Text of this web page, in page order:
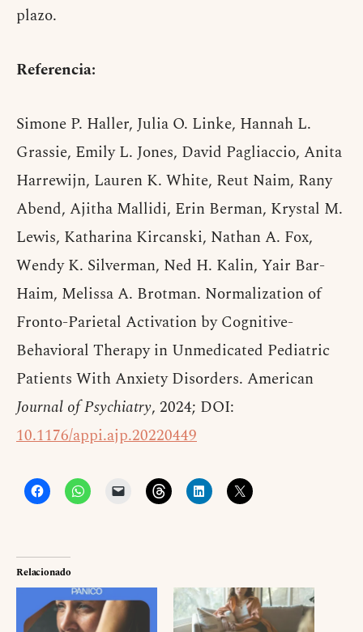
plazo.
Referencia:
Simone P. Haller, Julia O. Linke, Hannah L.
Grassie, Emily L. Jones, David Pagliaccio, Anita
Harrewijn, Lauren K. White, Reut Naim, Rany
Abend, Ajitha Mallidi, Erin Berman, Krystal M.
Lewis, Katharina Kircanski, Nathan A. Fox,
Wendy K. Silverman, Ned H. Kalin, Yair Bar-
Haim, Melissa A. Brotman. Normalization of
Fronto-Parietal Activation by Cognitive-
Behavioral Therapy in Unmedicated Pediatric
Patients With Anxiety Disorders. American
Journal of Psychiatry, 2024; DOI:
10.1176/appi.ajp.20220449
Relacionado